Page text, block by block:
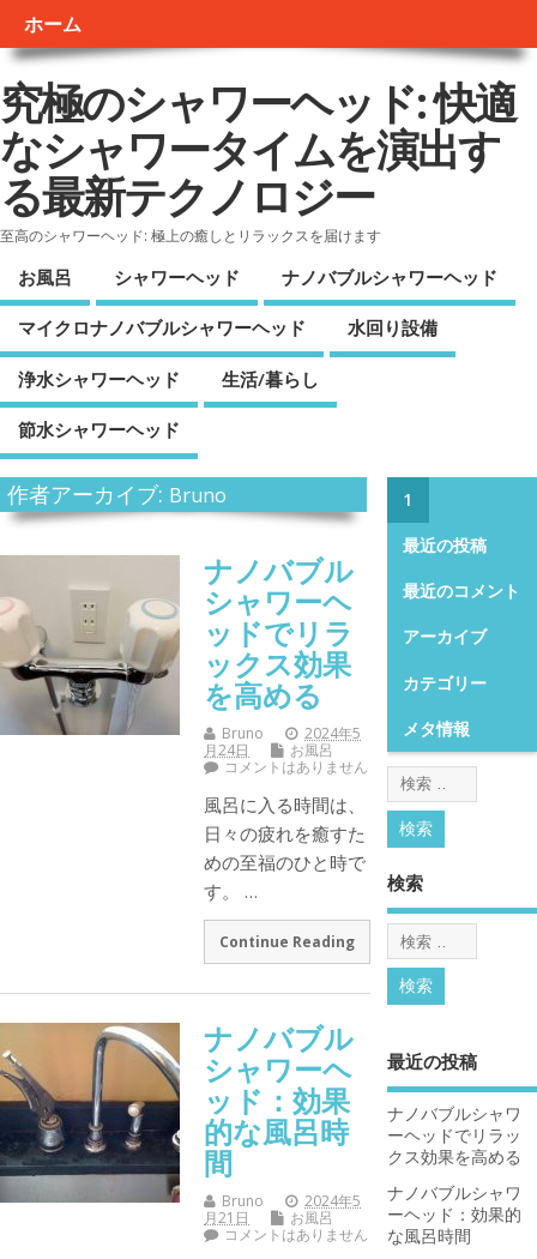
ホーム
究極のシャワーヘッド: 快適
なシャワータイムを演出す
る最新テクノロジー
至高のシャワーヘッド: 極上の癒しとリラックスを届けます
お風呂 シャワーヘッド ナノバブルシャワーヘッド
マイクロナノバブルシャワーヘッド 水回り設備
浄水シャワーヘッド 生活/暮らし
節水シャワーヘッド
作者アーカイブ: Bruno
ナノバブル
シャワーヘ
ッドでリラ
ックス効果
を高める
Bruno
2024年5
月24日
お風呂
コメントはありません
風呂に入る時間は、
日々の疲れを癒すた
めの至福のひと時で
す。 …
Continue Reading
ナノバブル
シャワーヘ
ッド：効果
的な風呂時
間
Bruno
2024年5
月21日
お風呂
コメントはありません
1
最近の投稿
最近のコメント
アーカイブ
カテゴリー
メタ情報
検索
最近の投稿
ナノバブルシャワ
ーヘッドでリラッ
クス効果を高める
ナノバブルシャワ
ーヘッド：効果的
な風呂時間